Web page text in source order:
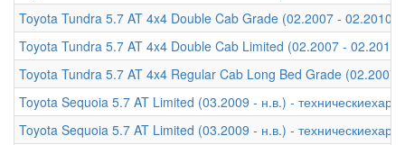
Toyota Tundra 5.7 AT 4x4 Double Cab Grade (02.2007 - 02.2010) -
Toyota Tundra 5.7 AT 4x4 Double Cab Limited (02.2007 - 02.2010)
Toyota Tundra 5.7 AT 4x4 Regular Cab Long Bed Grade (02.2007
Toyota Sequoia 5.7 AT Limited (03.2009 - н.в.) -
Toyota Sequoia 5.7 AT Limited (03.2009 - н.в.) -